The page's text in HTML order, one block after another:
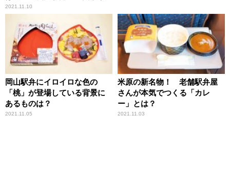
2021.11.10
岡山駅弁にイロイロな色の
「桃」が登場している背景に
あるものは？
2021.11.05
米原の新名物！ 老舗駅弁屋
さんが本気でつくる「カレ
ー」とは？
2021.11.03